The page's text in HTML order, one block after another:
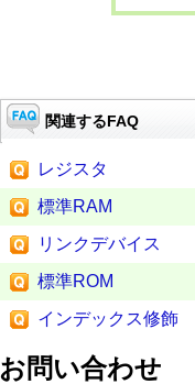
関連するFAQ
レジスタ
標準RAM
リンクデバイス
標準ROM
インデックス修飾
お問い合わせ